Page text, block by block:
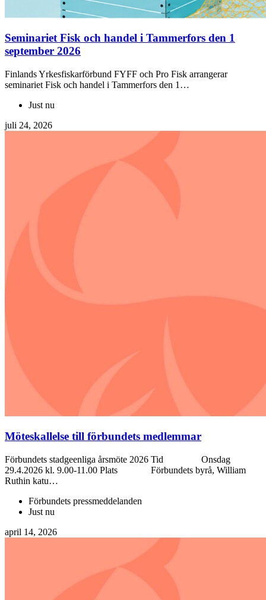
Seminariet Fisk och handel i Tammerfors den 1
september 2026
Finlands Yrkesfiskarförbund FYFF och Pro Fisk arrangerar
seminariet Fisk och handel i Tammerfors den 1…
Just nu
juli 24, 2026
Möteskallelse till förbundets medlemmar
Förbundets stadgeenliga årsmöte 2026 Tid Onsdag
29.4.2026 kl. 9.00-11.00 Plats Förbundets byrå, William
Ruthin katu…
Förbundets pressmeddelanden
Just nu
april 14, 2026